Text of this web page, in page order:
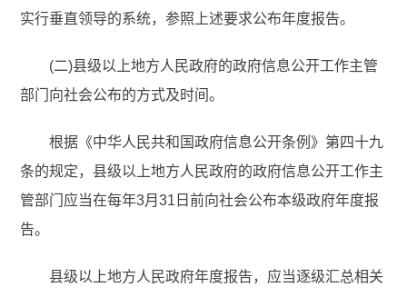
实行垂直领导的系统，参照上述要求公布年度报告。
(二)县级以上地方人民政府的政府信息公开工作主管
部门向社会公布的方式及时间。
根据《中华人民共和国政府信息公开条例》第四十九
条的规定，县级以上地方人民政府的政府信息公开工作主
管部门应当在每年3月31日前向社会公布本级政府年度报
告。
县级以上地方人民政府年度报告，应当逐级汇总相关